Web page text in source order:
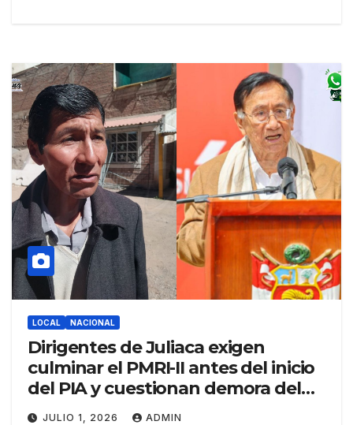
LOCAL NACIONAL
Dirigentes de Juliaca exigen
culminar el PMRI-II antes del inicio
del PIA y cuestionan demora del
Gobierno
JULIO 1, 2026 ADMIN